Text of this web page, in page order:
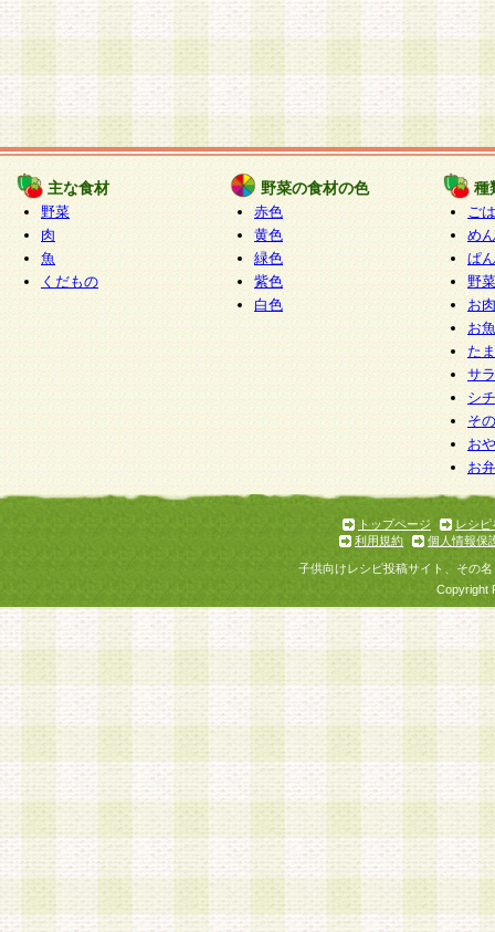
主な食材
野菜
肉
魚
くだもの
野菜の食材の色
赤色
黄色
緑色
紫色
白色
種
ご
めん
ぱん
野
お
お
た
サ
シ
そ
お
お
トップページ
レシピ
利用規約
個人情報保
子供向けレシピ投稿サイト、その
Copyright